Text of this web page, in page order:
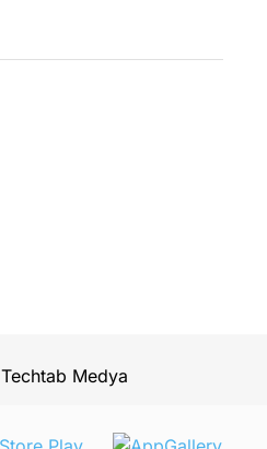
Techtab Medya